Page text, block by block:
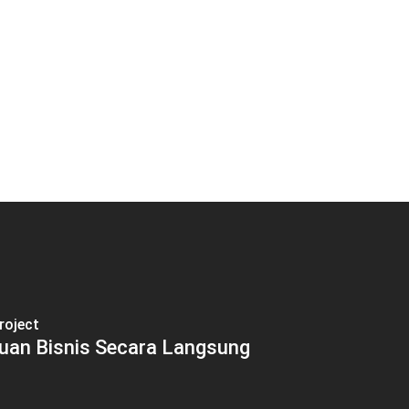
Bisnis Secara Langsung